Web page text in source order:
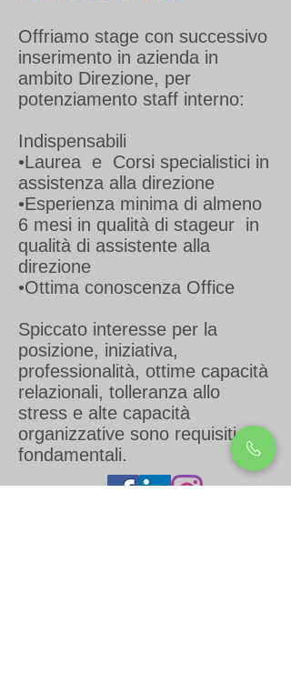
Offriamo stage con successivo
inserimento in azienda in
ambito Direzione, per
potenziamento staff interno:
Indispensabili
•Laurea e Corsi specialistici in
assistenza alla direzione
•Esperienza minima di almeno
6 mesi in qualità di stageur in
qualità di assistente alla
direzione
•Ottima conoscenza Office
Spiccato interesse per la
posizione, iniziativa,
professionalità, ottime capacità
relazionali, tolleranza allo
stress e alte capacità
organizzative sono requisiti
fondamentali.